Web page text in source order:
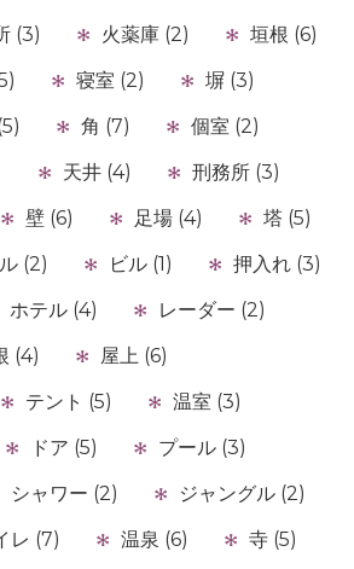
(3) 火薬庫 (2)
垣根 (6)
寝室 (2)
塀 (3)
角 (7)
個室 (2)
天井 (4)
刑務所 (3)
壁 (6) 足場 (4)
塔 (5)
(2) ビル (1)
押入れ (3)
ホテル (4)
レーダー (2)
(4)
屋上 (6)
テント (5)
温室 (3)
ドア (5)
プール (3)
シャワー (2)
ジャングル (2)
レ (7) 温泉 (6)
寺 (5)